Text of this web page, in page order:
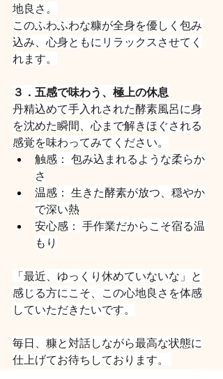
地良さ。
このふわふわな糠が全身を優しく包み
込み、心身ともにリラックスさせてく
れます。
３．五感で味わう、極上の休息
丹精込めて手入れされた酵素風呂に身
を沈めた瞬間、心まで解きほぐされる
感覚を味わってみてください。
触感： 包み込まれるような柔らか
さ
温感： 生きた酵素が放つ、穏やか
で深い熱
安心感： 手作業だからこそ宿る温
もり
「最近、ゆっくり休めていないな」と
感じる方にこそ、この心地良さを体感
していただきたいです。
毎日、糠と対話しながら最高な状態に
仕上げてお待ちしております。